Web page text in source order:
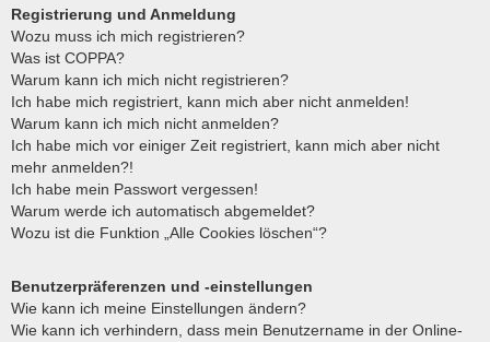
Registrierung und Anmeldung
Wozu muss ich mich registrieren?
Was ist COPPA?
Warum kann ich mich nicht registrieren?
Ich habe mich registriert, kann mich aber nicht anmelden!
Warum kann ich mich nicht anmelden?
Ich habe mich vor einiger Zeit registriert, kann mich aber nicht
mehr anmelden?!
Ich habe mein Passwort vergessen!
Warum werde ich automatisch abgemeldet?
Wozu ist die Funktion „Alle Cookies löschen“?
Benutzerpräferenzen und -einstellungen
Wie kann ich meine Einstellungen ändern?
Wie kann ich verhindern, dass mein Benutzername in der Online-